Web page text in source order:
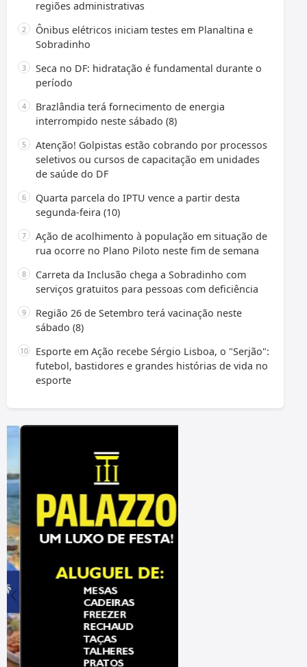
regiões administrativas
Ônibus elétricos iniciam testes em Planaltina e
Sobradinho
Seca no DF: hidratação é fundamental durante o
período
Brazlândia terá fornecimento de energia
interrompido neste sábado (8)
Atenção! Golpistas estão cobrando por processos
seletivos ou cursos de capacitação em unidades
de saúde do DF
Quarta parcela do IPTU vence a partir desta
segunda-feira (10)
Ação de acolhimento à população em situação de
rua ocorre no Plano Piloto neste fim de semana
Carreta da Inclusão chega a Sobradinho com
serviços gratuitos para pessoas com deficiência
Região 26 de Setembro terá vacinação neste
sábado (8)
Esporte em Ação recebe Sérgio Lisboa, o "Serjão":
futebol, bastidores e grandes histórias de vida no
esporte